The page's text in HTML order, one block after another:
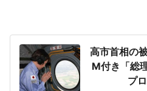
高市首相の
M付き「総
プ